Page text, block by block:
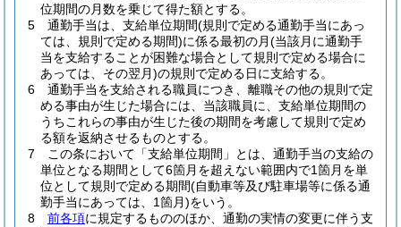
位期間の月数を乗じて得た額とする。
5
通勤手当は、支給単位期間(規則で定める通勤手当にあっ
ては、規則で定める期間)に係る最初の月(当該月に通勤手
当を支給することが困難な場合として規則で定める場合に
あっては、その翌月)の規則で定める日に支給する。
6
通勤手当を支給される職員につき、離職その他の規則で定
める事由が生じた場合には、当該職員に、支給単位期間の
うちこれらの事由が生じた後の期間を考慮して規則で定め
る額を返納させるものとする。
7
この条において「支給単位期間」とは、通勤手当の支給の
単位となる期間として6箇月を超えない範囲内で1箇月を単
位として規則で定める期間(自動車等及び駐車場等に係る通
勤手当にあっては、1箇月)をいう。
8
前各項に規定するもののほか、通勤の実情の変更に伴う支